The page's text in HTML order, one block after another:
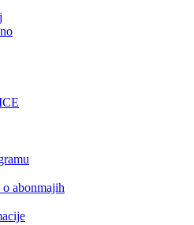
o abonmajih